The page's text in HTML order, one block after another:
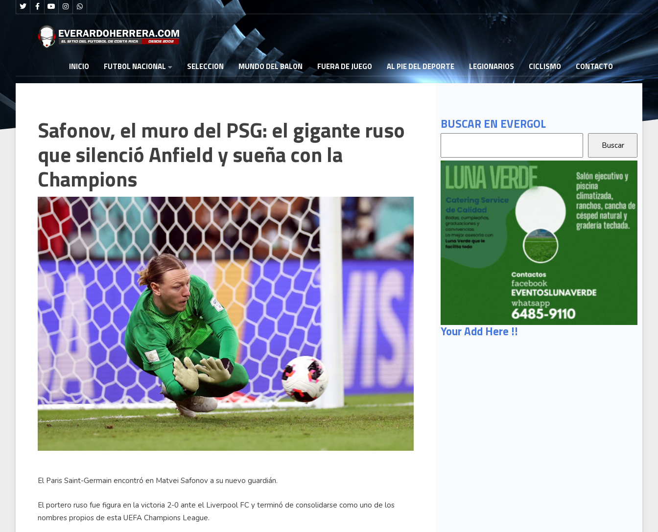
INICIO FUTBOL NACIONAL SELECCION MUNDO DEL BALON FUERA DE JUEGO AL PIE DEL DEPORTE LEGIONARIOS CICLISMO CONTACTO
BUSCAR EN EVERGOL
Your Add Here !!
Safonov, el muro del PSG: el gigante ruso
que silenció Anfield y sueña con la
Champions
El Paris Saint-Germain encontró en Matvei Safonov a su nuevo guardián.
El portero ruso fue figura en la victoria 2-0 ante el Liverpool FC y terminó de consolidarse como uno de los
nombres propios de esta UEFA Champions League.